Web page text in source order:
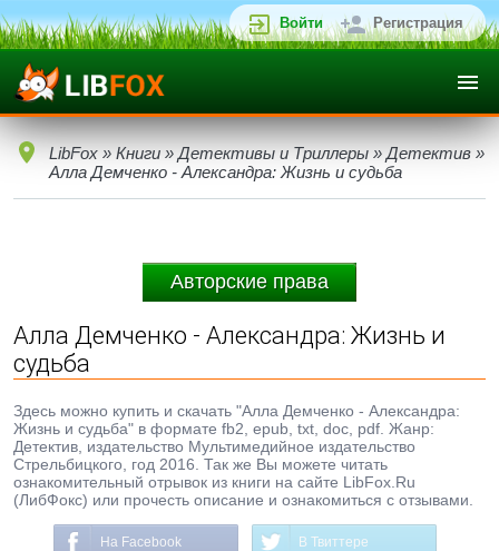
Войти Регистрация
LibFox » Книги » Детективы и Триллеры » Детектив »
Алла Демченко - Александра: Жизнь и судьба
Авторские права
Алла Демченко - Александра: Жизнь и
судьба
Здесь можно купить и скачать "Алла Демченко - Александра:
Жизнь и судьба" в формате fb2, epub, txt, doc, pdf. Жанр:
Детектив, издательство Мультимедийное издательство
Стрельбицкого, год 2016. Так же Вы можете читать
ознакомительный отрывок из книги на сайте LibFox.Ru
(ЛибФокс) или прочесть описание и ознакомиться с отзывами.
На Facebook В Твиттере